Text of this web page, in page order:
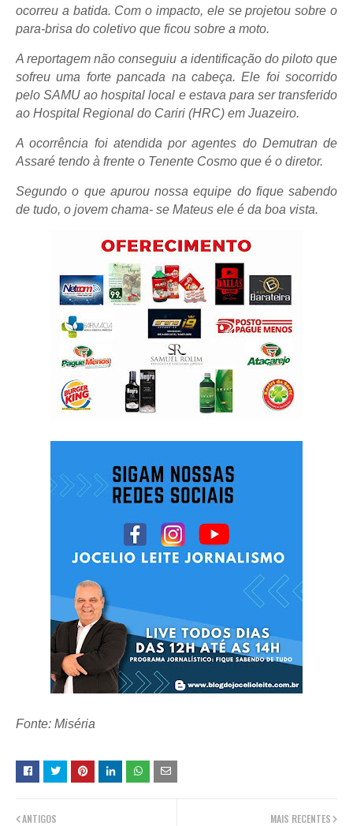
ocorreu a batida. Com o impacto, ele se projetou sobre o
para-brisa do coletivo que ficou sobre a moto.
A reportagem não conseguiu a identificação do piloto que
sofreu uma forte pancada na cabeça. Ele foi socorrido
pelo SAMU ao hospital local e estava para ser transferido
ao Hospital Regional do Cariri (HRC) em Juazeiro.
A ocorrência foi atendida por agentes do Demutran de
Assaré tendo à frente o Tenente Cosmo que é o diretor.
Segundo o que apurou nossa equipe do fique sabendo
de tudo, o jovem chama- se Mateus ele é da boa vista.
Fonte: Miséria
MAIS RECENTES
ANTIGOS